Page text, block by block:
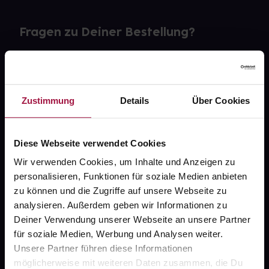
Zustimmung Details Über Cookies
Diese Webseite verwendet Cookies
Wir verwenden Cookies, um Inhalte und Anzeigen zu
personalisieren, Funktionen für soziale Medien anbieten
zu können und die Zugriffe auf unsere Webseite zu
analysieren. Außerdem geben wir Informationen zu
Deiner Verwendung unserer Webseite an unsere Partner
für soziale Medien, Werbung und Analysen weiter.
Unsere Partner führen diese Informationen
möglicherweise mit weiteren Daten zusammen, die Du
Fragen zu Deiner Bestellung?
gesund.de
Über uns
Karriere
Newsletter